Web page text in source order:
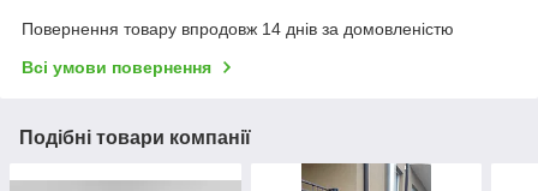
Повернення товару впродовж 14 днів за домовленістю
Всі умови повернення
Подібні товари компанії